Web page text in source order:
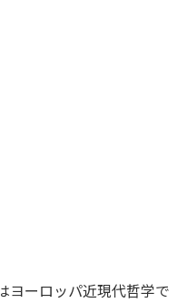
ヨーロッパ近現代哲学で